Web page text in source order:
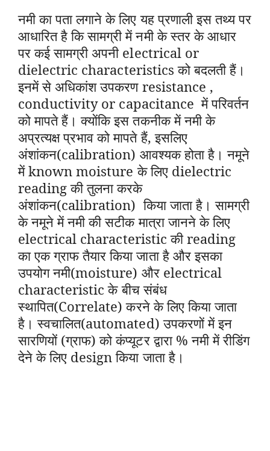
नमी का पता लगाने के लिए यह प्रणाली इस तथ्य पर
आधारित है कि सामग्री में नमी के स्तर के आधार
पर कई सामग्री अपनी electrical or
dielectric characteristics को बदलती हैं।
इनमें से अधिकांश उपकरण resistance ,
conductivity or capacitance में परिवर्तन
को मापते हैं। क्योंकि इस तकनीक में नमी के
अप्रत्यक्ष प्रभाव को मापते हैं, इसलिए
अंशांकन(calibration) आवश्यक होता है। नमूने
में known moisture के लिए dielectric
reading की तुलना करके
अंशांकन(calibration) किया जाता है। सामग्री
के नमूने में नमी की सटीक मात्रा जानने के लिए
electrical characteristic की reading
का एक ग्राफ तैयार किया जाता है और इसका
उपयोग नमी(moisture) और electrical
characteristic के बीच संबंध
स्थापित(Correlate) करने के लिए किया जाता
है। स्वचालित(automated) उपकरणों में इन
सारणियों (ग्राफ) को कंप्यूटर द्वारा % नमी में रीडिंग
देने के लिए design किया जाता है।